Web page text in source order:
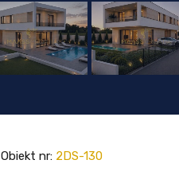
Obiekt nr: 2DS-130